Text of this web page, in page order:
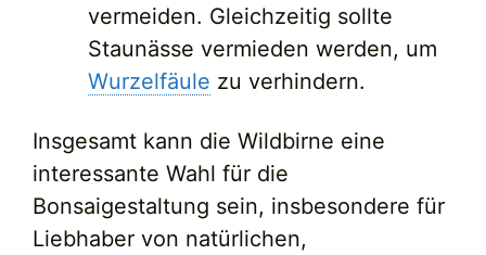
vermeiden. Gleichzeitig sollte
Staunässe vermieden werden, um
Wurzelfäule zu verhindern.
Insgesamt kann die Wildbirne eine
interessante Wahl für die
Bonsaigestaltung sein, insbesondere für
Liebhaber von natürlichen,